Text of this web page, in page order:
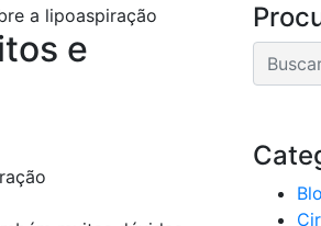
a lipoaspiração
e